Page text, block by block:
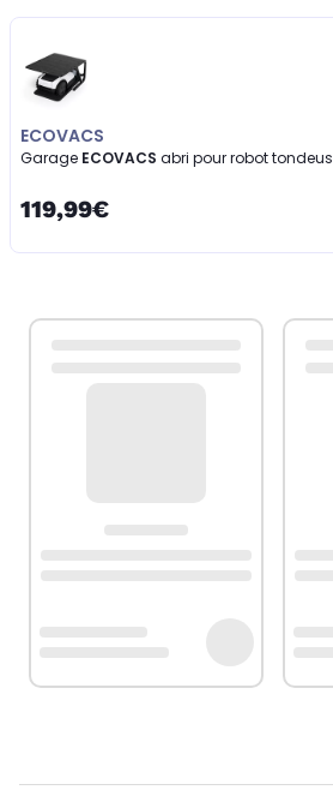
ECOVACS
Garage ECOVACS abri pour robot
119,99€